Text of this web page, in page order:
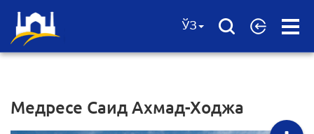
Open
ЎЗ
Медресе Саид Ахмад-Ходжа